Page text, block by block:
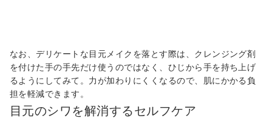
なお、デリケートな目元メイクを落とす際は、クレンジング剤
を付けた手の手先だけ使うのではなく、ひじから手を持ち上げ
るようにしてみて。力が加わりにくくなるので、肌にかかる負
担を軽減できます。
目元のシワを解消するセルフケア